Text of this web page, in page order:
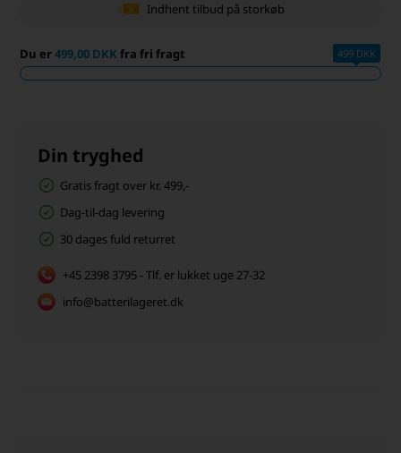
Indhent tilbud på storkøb
Du er499,00 DKK fra fri fragt 499 DKK
Din tryghed
Gratis fragt over kr. 499,-
Dag-til-dag levering
30 dages fuld returret
+45 2398 3795 - Tlf. er lukket uge 27-32
info@batterilageret.dk